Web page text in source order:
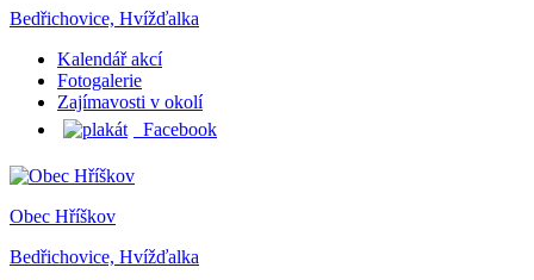
Bedřichovice, Hvížďalka
Kalendář akcí
Fotogalerie
Zajímavosti v okolí
Facebook
Obec Hříškov
Bedřichovice, Hvížďalka